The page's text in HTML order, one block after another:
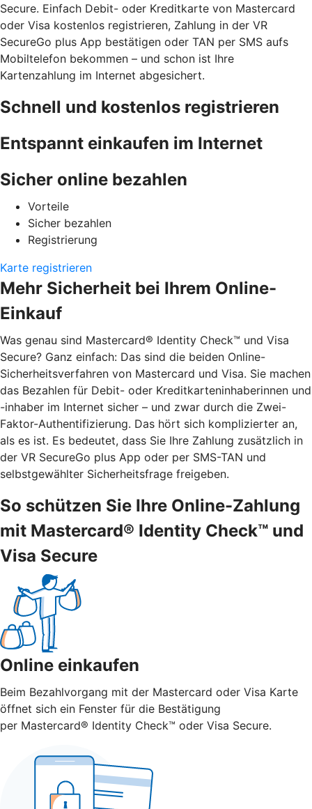
Secure. Einfach Debit- oder Kreditkarte von Mastercard
oder Visa kostenlos registrieren, Zahlung in der VR
SecureGo plus App bestätigen oder TAN per SMS aufs
Mobiltelefon bekommen – und schon ist Ihre
Kartenzahlung im Internet abgesichert.
Schnell und kostenlos registrieren
Entspannt einkaufen im Internet
Sicher online bezahlen
Vorteile
Sicher bezahlen
Registrierung
Karte registrieren
Mehr Sicherheit bei Ihrem Online-
Einkauf
Was genau sind Mastercard® Identity Check™ und Visa
Secure? Ganz einfach: Das sind die beiden Online-
Sicherheitsverfahren von Mastercard und Visa. Sie machen
das Bezahlen für Debit- oder Kreditkarteninhaberinnen und
-inhaber im Internet sicher – und zwar durch die Zwei-
Faktor-Authentifizierung. Das hört sich komplizierter an,
als es ist. Es bedeutet, dass Sie Ihre Zahlung zusätzlich in
der VR SecureGo plus App oder per SMS-TAN und
selbstgewählter Sicherheitsfrage freigeben.
So schützen Sie Ihre Online-Zahlung
mit Mastercard® Identity Check™ und
Visa Secure
Online einkaufen
Beim Bezahlvorgang mit der Mastercard oder Visa Karte
öffnet sich ein Fenster für die Bestätigung
per Mastercard® Identity Check™ oder Visa Secure.